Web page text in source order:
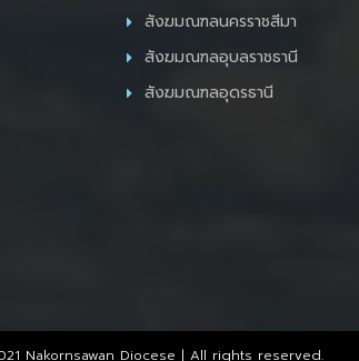
สังฆมณฑลนครราชสีมา
สังฆมณฑลอุบลราชธานี
สังฆมณฑลอุดรธานี
Nakornsawan Diocese | All rights reserved.